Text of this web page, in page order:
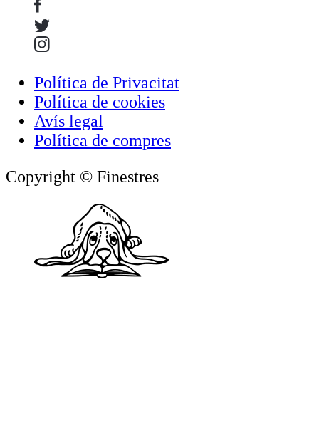
Política de Privacitat
Política de cookies
Avís legal
Política de compres
Copyright © Finestres